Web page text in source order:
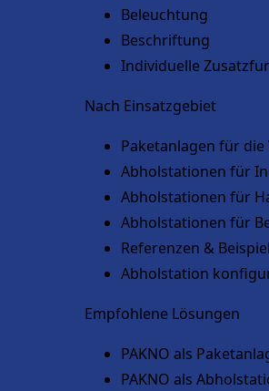
Beleuchtung
Beschriftung
Individuelle
Nach Einsatzgebiet
Paketanlagen für
Abholstationen für
Abholstationen für
Abholstationen für
Referenzen &
Abholstation
Empfohlene Lösungen
PAKNO als
PAKNO als